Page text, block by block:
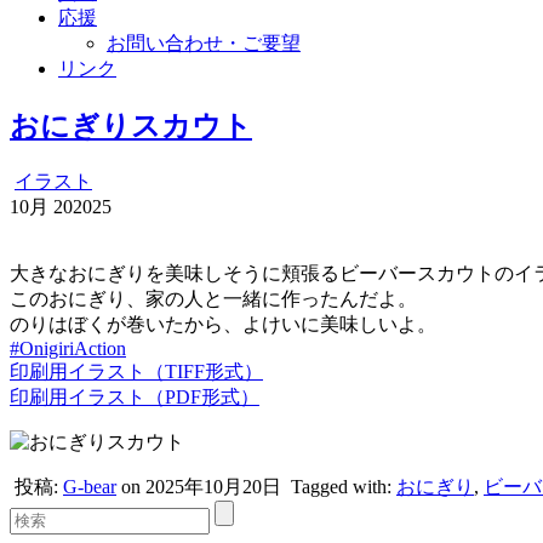
応援
お問い合わせ・ご要望
リンク
おにぎりスカウト
イラスト
10月 202025
大きなおにぎりを美味しそうに頬張るビーバースカウトのイ
このおにぎり、家の人と一緒に作ったんだよ。
のりはぼくが巻いたから、よけいに美味しいよ。
#OnigiriAction
印刷用イラスト（TIFF形式）
印刷用イラスト（PDF形式）
投稿: G-bearon 2025年10月20日 Tagged with: おにぎり , ビー